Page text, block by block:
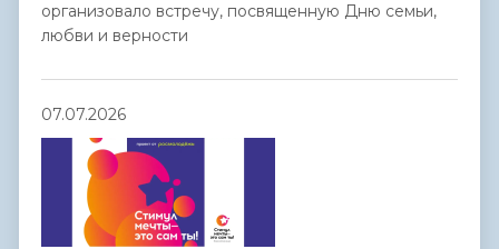
организовало встречу, посвященную Дню семьи,
любви и верности
07.07.2026